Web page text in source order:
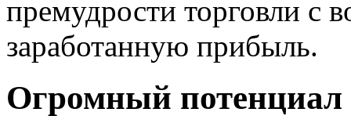
премудрости торговли с
заработанную прибыль.
Огромный потенциал